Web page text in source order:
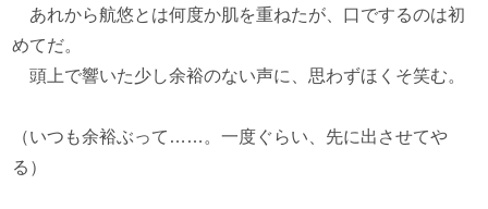
あれから航悠とは何度か肌を重ねたが、口でするのは初
めてだ。
頭上で響いた少し余裕のない声に、思わずほくそ笑む。
（いつも余裕ぶって……。一度ぐらい、先に出させてや
る）